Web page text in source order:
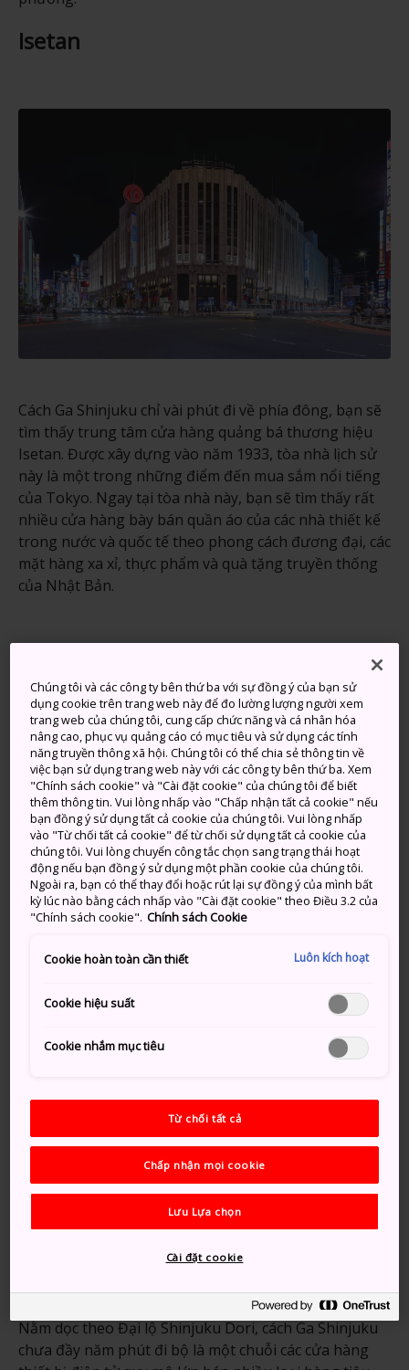
Isetan
Cách Ga Shinjuku chỉ vài phút đi về phía đông, bạn sẽ
tìm thấy trung tâm cửa hàng quảng bá thương hiệu
Isetan. Được xây dựng vào năm 1933, tòa nhà lịch sử
này là một trong những điểm đến mua sắm nổi tiếng
của Tokyo. Ngay tại tòa nhà này, bạn sẽ tìm thấy rất
nhiều cửa hàng bày bán quần áo của các nhà thiết kế
trong nước và quốc tế theo phong cách đương đại, các
mặt hàng xa xỉ, thực phẩm và quà tặng truyền thống
của Nhật Bản.
Đại lộ Shinjuku Dori
Nằm dọc theo Đại lộ Shinjuku Dori, cách Ga Shinjuku
chưa đầy năm phút đi bộ là một chuỗi các cửa hàng
Chúng tôi và các công ty bên thứ ba với sự đồng ý của bạn sử
dụng cookie trên trang web này để đo lường lượng người xem
trang web của chúng tôi, cung cấp chức năng và cá nhân hóa
nâng cao, phục vụ quảng cáo có mục tiêu và sử dụng các tính
năng truyền thông xã hội. Chúng tôi có thể chia sẻ thông tin về
việc bạn sử dụng trang web này với các công ty bên thứ ba. Xem
"Chính sách cookie" và "Cài đặt cookie" của chúng tôi để biết
thêm thông tin. Vui lòng nhấp vào "Chấp nhận tất cả cookie" nếu
bạn đồng ý sử dụng tất cả cookie của chúng tôi. Vui lòng nhấp
vào "Từ chối tất cả cookie" để từ chối sử dụng tất cả cookie của
chúng tôi. Vui lòng chuyển công tắc chọn sang trạng thái hoạt
động nếu bạn đồng ý sử dụng một phần cookie của chúng tôi.
Ngoài ra, bạn có thể thay đổi hoặc rút lại sự đồng ý của mình bất
kỳ lúc nào bằng cách nhấp vào "Cài đặt cookie" theo Điều 3.2 của
"Chính sách cookie". Chính sách Cookie
Cookie hoàn toàn cần thiết Luôn kích hoạt
Cookie hiệu suất
Cookie nhắm mục tiêu
Từ chối tất cả
Chấp nhận mọi cookie
Lưu Lựa chọn
Cài đặt cookie